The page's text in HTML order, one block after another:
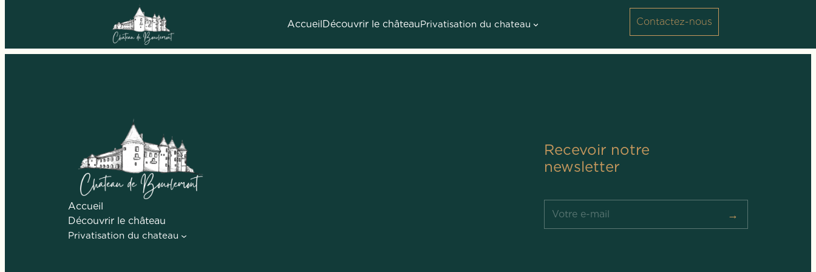
AccueilDécouvrir le châteauPrivatisation du chateau
Contactez-nous
Belle réussite, on reviendra !
Accueil
Découvrir le château
Privatisation du chateau
Recevoir notre
newsletter
→